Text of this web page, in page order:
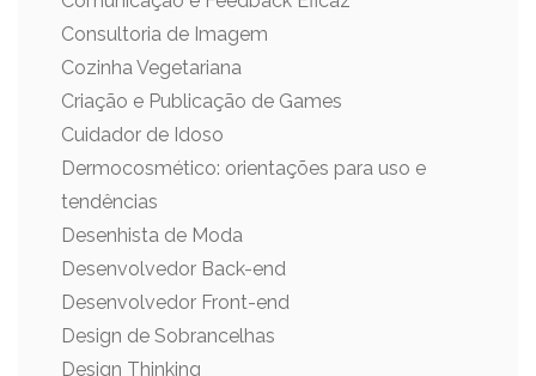
Consultoria de Imagem
Cozinha Vegetariana
Criação e Publicação de Games
Cuidador de Idoso
Dermocosmético: orientações para uso e
tendências
Desenhista de Moda
Desenvolvedor Back-end
Desenvolvedor Front-end
Design de Sobrancelhas
Design Thinking